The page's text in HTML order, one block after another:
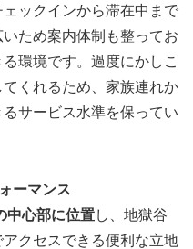
ックインから滞在中まで
ため案内体制も整ってお
環境です。過度にかしこ
くれるため、家族連れか
サービス水準を保ってい
ーマンス
中心部に位置し、地獄谷
クセスできる便利な立地